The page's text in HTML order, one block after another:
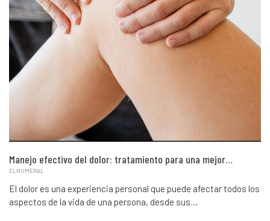
Manejo efectivo del dolor: tratamiento para una mejor…
ELNUMERAL
El dolor es una experiencia personal que puede afectar todos los
aspectos de la vida de una persona, desde sus…